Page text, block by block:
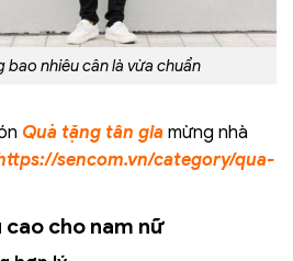
bao nhiêu cân là vừa chuẩn
Quà tặng tân gia mừng nhà
sencom.vn/category/qua-
cho nam nữ